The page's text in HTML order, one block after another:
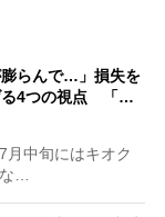
膨らんで…」損失を
る4つの視点 「…
中旬にはキオク
な…